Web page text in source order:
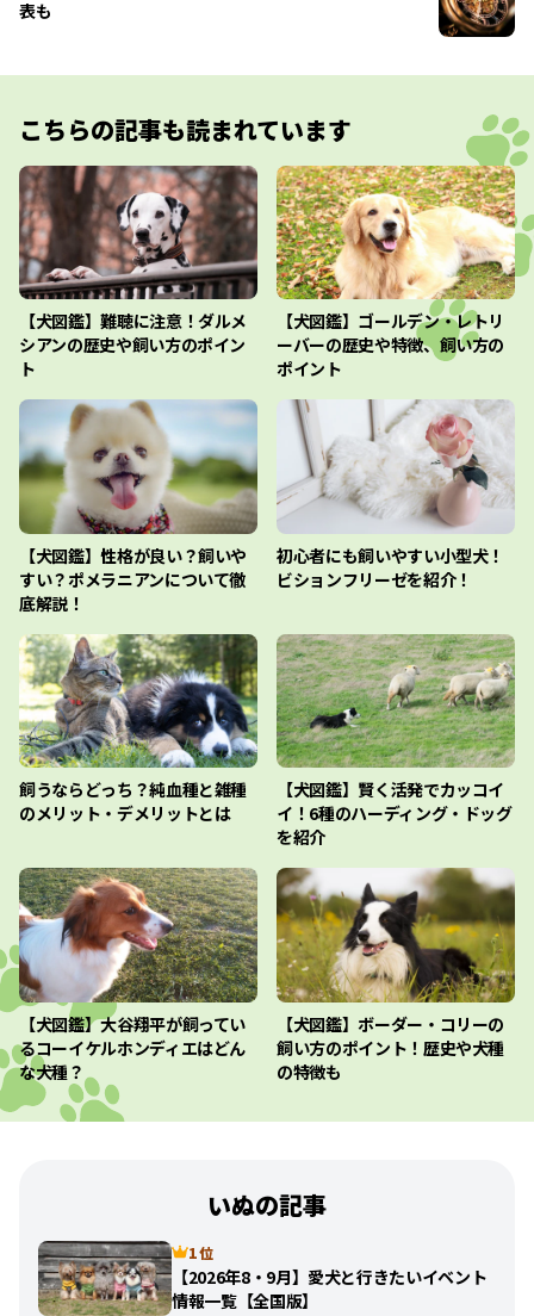
表も
こちらの記事も読まれています
【犬図鑑】難聴に注意！ダルメ
シアンの歴史や飼い方のポイン
ト
【犬図鑑】ゴールデン・レトリ
ーバーの歴史や特徴、飼い方の
ポイント
【犬図鑑】性格が良い？飼いや
すい？ポメラニアンについて徹
底解説！
初心者にも飼いやすい小型犬！
ビションフリーゼを紹介！
飼うならどっち？純血種と雑種
のメリット・デメリットとは
【犬図鑑】賢く活発でカッコイ
イ！6種のハーディング・ドッグ
を紹介
【犬図鑑】大谷翔平が飼ってい
るコーイケルホンディエはどん
な犬種？
【犬図鑑】ボーダー・コリーの
飼い方のポイント！歴史や犬種
の特徴も
いぬの記事
1 位
【2026年8・9月】愛犬と行きたいイベント
情報一覧【全国版】